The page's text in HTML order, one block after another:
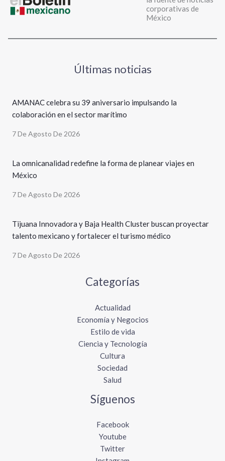
corporativas de
México
Últimas noticias
AMANAC celebra su 39 aniversario impulsando la
colaboración en el sector marítimo
7 De Agosto De 2026
La omnicanalidad redefine la forma de planear viajes en
México
7 De Agosto De 2026
Tijuana Innovadora y Baja Health Cluster buscan proyectar
talento mexicano y fortalecer el turismo médico
7 De Agosto De 2026
Categorías
Actualidad
Economía y Negocios
Estilo de vida
Ciencia y Tecnología
Cultura
Sociedad
Salud
Síguenos
Facebook
Youtube
Twitter